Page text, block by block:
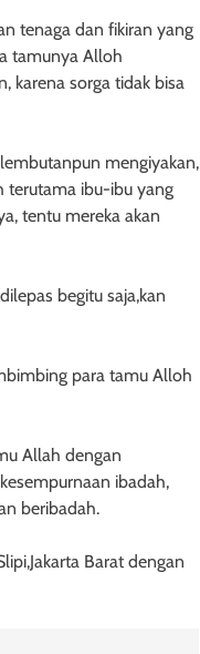
tenaga dan fikiran yang
tamunya Alloh
karena sorga tidak bisa
mengiyakan,
terutama ibu-ibu yang
tentu mereka akan
begitu saja,kan
para tamu Alloh
Allah dengan
ibadah,
beribadah.
Barat dengan